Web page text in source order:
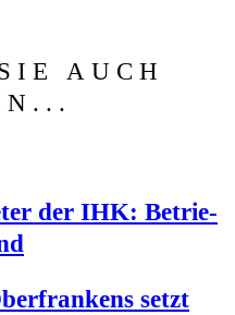
AUCH
der IHK: Betrie­
setzt